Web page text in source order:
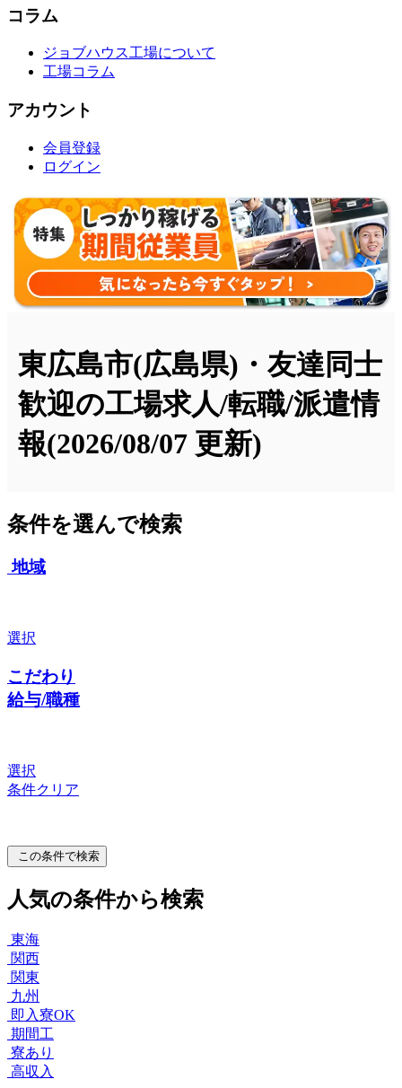
コラム
ジョブハウス工場について
工場コラム
アカウント
会員登録
ログイン
東広島市(広島県)・友達同士
歓迎の工場求人/転職/派遣情
報(2026/08/07 更新)
条件を選んで検索
地域
選択
こだわり
給与/職種
選択
条件クリア
この条件で検索
人気の条件から検索
東海
関西
関東
九州
即入寮OK
期間工
寮あり
高収入